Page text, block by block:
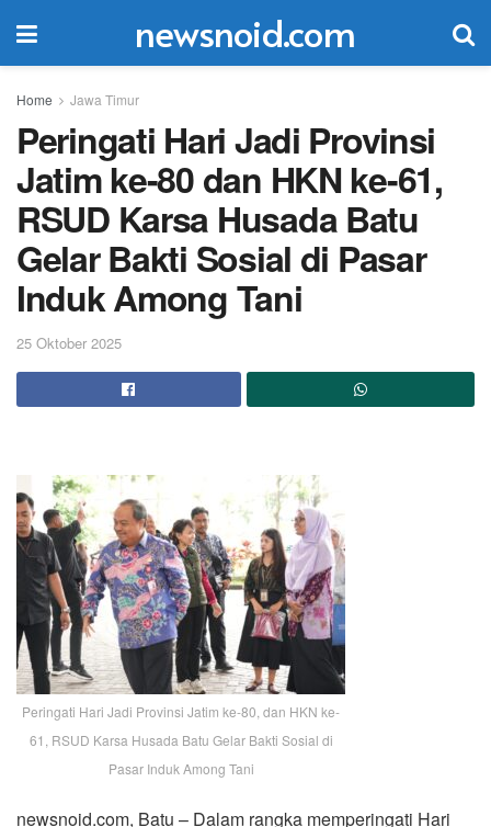
newsnoid.com
Home Jawa Timur
Peringati Hari Jadi Provinsi
Jatim ke-80 dan HKN ke-61,
RSUD Karsa Husada Batu
Gelar Bakti Sosial di Pasar
Induk Among Tani
25 Oktober 2025
Peringati Hari Jadi Provinsi Jatim ke-80, dan HKN ke-
61, RSUD Karsa Husada Batu Gelar Bakti Sosial di
Pasar Induk Among Tani
newsnoid.com, Batu – Dalam rangka memperingati Hari